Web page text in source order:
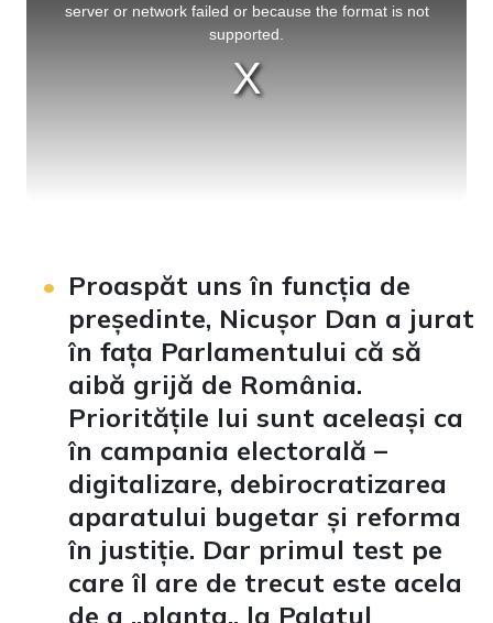
server or network failed or because the format is not
supported.
Proaspăt uns în funcția de
președinte, Nicușor Dan a jurat
în fața Parlamentului că să
aibă grijă de România.
Prioritățile lui sunt aceleași ca
în campania electorală –
digitalizare, debirocratizarea
aparatului bugetar și reforma
în justiție. Dar primul test pe
care îl are de trecut este acela
de a „planta„ la Palatul